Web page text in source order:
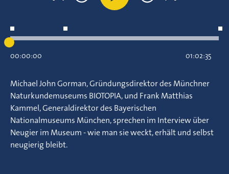
00:00:00 01:02:35
Michael John Gorman, Gründungsdirektor des Münchner
Naturkundemuseums BIOTOPIA, und Frank Matthias
Kammel, Generaldirektor des Bayerischen
Nationalmuseums München, sprechen im Interview über
Neugier im Museum - wie man sie weckt, erhält und selbst
neugierig bleibt.